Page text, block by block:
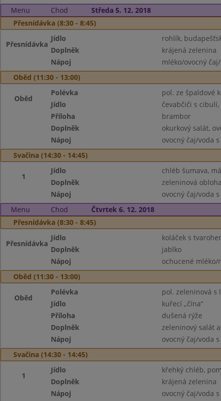
Menu
Chod
Středa 5. 12. 2018
Přesnídávka (8:30 - 8:45)
Přesnídávka
Jídlo
rohlík,
Doplněk
krájená zelenina
Nápoj
mléko/ovocný
Oběd (11:30 - 13:00)
Oběd
Polévka
pol. ze špaldové
Jídlo
čevabčiči s
Příloha
brambor
Doplněk
okurkový salát,
Nápoj
ovocný čaj/voda
Svačina (14:30 - 14:45)
1
Jídlo
chléb šumava,
Doplněk
zeleninová
Nápoj
ovocný čaj/voda
Menu
Chod
Čtvrtek 6. 12. 2018
Přesnídávka (8:30 - 8:45)
Přesnídávka
Jídlo
koláček s
Doplněk
jablko
Nápoj
ochucené
Oběd (11:30 - 13:00)
Oběd
Polévka
pol. zeleninová
Jídlo
kuřecí „čína“
Příloha
dušená rýže
Doplněk
zeleninový salát
Nápoj
ovocný čaj/voda
Svačina (14:30 - 14:45)
1
Jídlo
křehký chléb,
Doplněk
krájená zelenina
Nápoj
ovocný čaj/voda